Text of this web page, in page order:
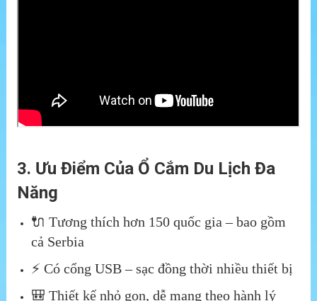
3. Ưu Điểm Của Ổ Cắm Du Lịch Đa
Năng
🔌 Tương thích hơn 150 quốc gia – bao gồm
cả Serbia
⚡ Có cổng USB – sạc đồng thời nhiều thiết bị
🎒 Thiết kế nhỏ gọn, dễ mang theo hành lý